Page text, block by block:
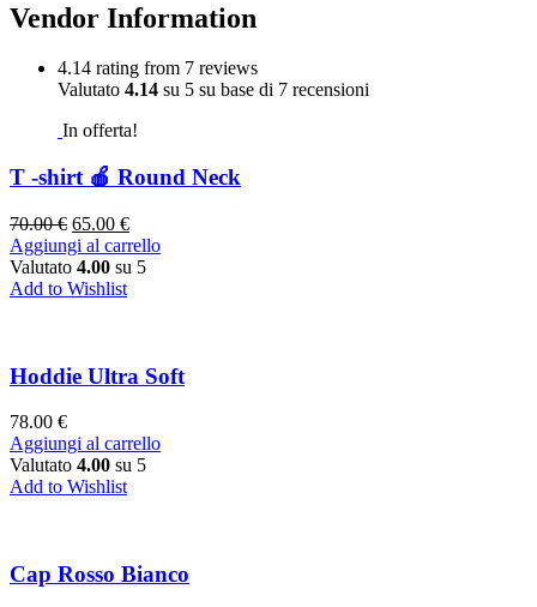
Vendor Information
4.14 rating from 7 reviews
Valutato 4.14 su 5 su base di 7 recensioni
In offerta!
T -shirt 🍎 Round Neck
70.00€ 65.00 €
Aggiungi al carrello
Valutato 4.00 su 5
Add to Wishlist
Hoddie Ultra Soft
78.00 €
Aggiungi al carrello
Valutato 4.00 su 5
Add to Wishlist
Cap Rosso Bianco